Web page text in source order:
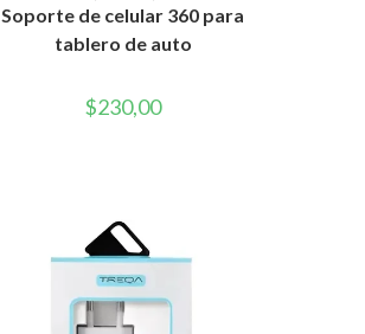
Soporte de celular 360 para
tablero de auto
$230,00